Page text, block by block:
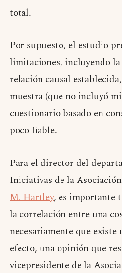
total.
Por supuesto, el estudio
limitaciones, incluyendo la
relación causal
muestra (que no incluyó
cuestionario basado en
poco fiable.
Para el director del
Iniciativas de la
M. Hartley, es importante
la correlación entre una
necesariamente que existe
efecto, una opinión que
vicepresidente de la